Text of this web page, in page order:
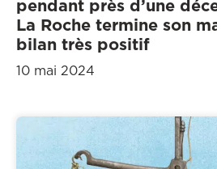
pendant près d’une
La Roche termine son
bilan très positif
10 mai 2024